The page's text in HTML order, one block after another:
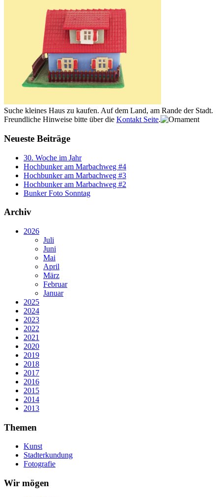
Suche kleines Haus zu kaufen. Auf dem Land, am Rande der Stadt.
Freundliche Hinweise bitte über die Kontakt Seite.
Neueste Beiträge
30. Woche im Jahr
Hochbunker am Marbachweg #4
Hochbunker am Marbachweg #3
Hochbunker am Marbachweg #2
Bunker Foto Sonntag
Archiv
2026
Juli
Juni
Mai
April
März
Februar
Januar
2025
2024
2023
2022
2021
2020
2019
2018
2017
2016
2015
2014
2013
Themen
Kunst
Stadterkundung
Fotografie
Wir mögen